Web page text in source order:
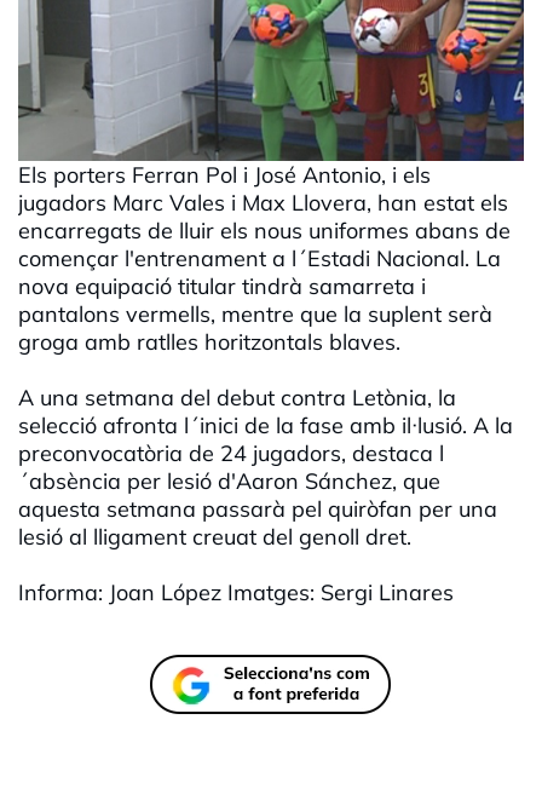
Els porters Ferran Pol i José Antonio, i els
jugadors Marc Vales i Max Llovera, han estat els
encarregats de lluir els nous uniformes abans de
començar l'entrenament a l´Estadi Nacional. La
nova equipació titular tindrà samarreta i
pantalons vermells, mentre que la suplent serà
groga amb ratlles horitzontals blaves.
A una setmana del debut contra Letònia, la
selecció afronta l´inici de la fase amb il·lusió. A la
preconvocatòria de 24 jugadors, destaca l
´absència per lesió d'Aaron Sánchez, que
aquesta setmana passarà pel quiròfan per una
lesió al lligament creuat del genoll dret.
Informa: Joan López Imatges: Sergi Linares